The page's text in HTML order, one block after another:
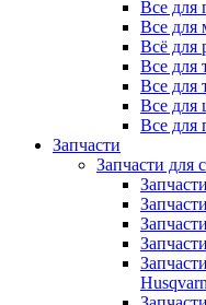
Все для
Все для
Всё для
Все для
Все для
Все для
Все для
Запчасти
Запчасти для